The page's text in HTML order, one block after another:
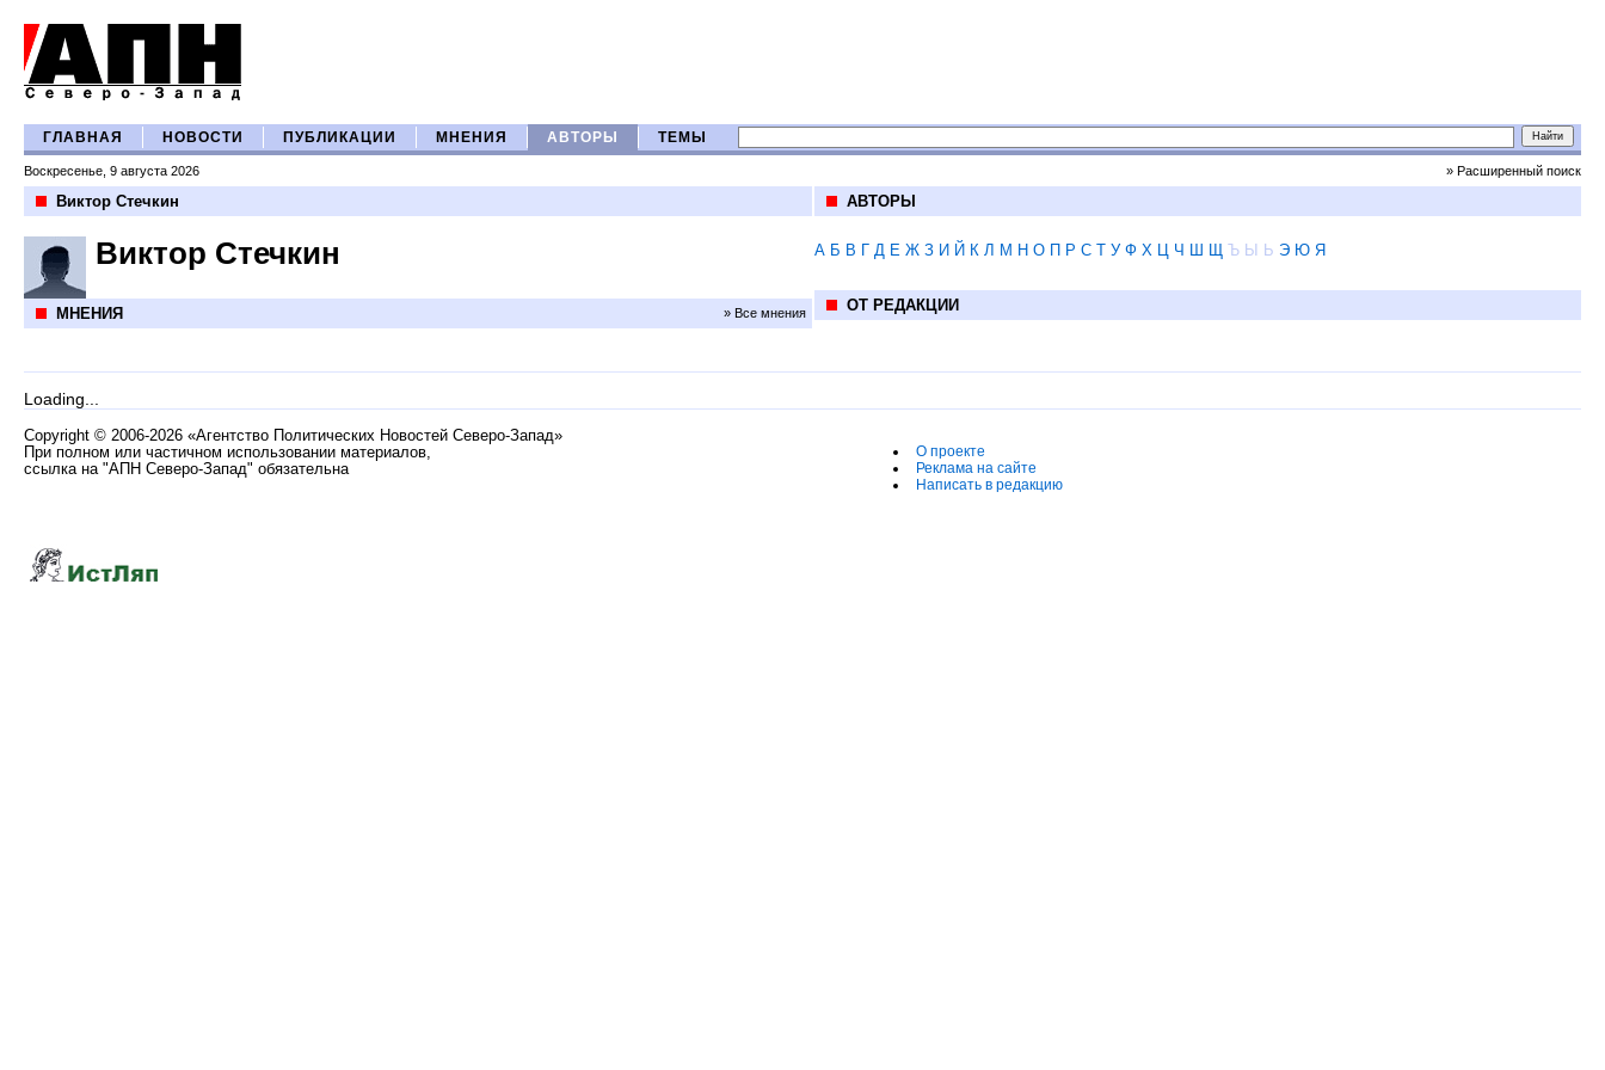
ГЛАВНАЯ НОВОСТИ ПУБЛИКАЦИИ МНЕНИЯ АВТОРЫ ТЕМЫ
Воскресенье, 9 августа 2026 » Расширенный поиск
Виктор Стечкин
Виктор Стечкин
МНЕНИЯ » Все мнения
АВТОРЫ
А Б В Г Д Е Ж З И Й К Л М Н О П Р С Т У Ф Х Ц Ч Ш Щ Ъ Ы Ь Э Ю Я
ОТ РЕДАКЦИИ
Loading...
Copyright © 2006-2026 «Агентство Политических Новостей Северо-Запад»
При полном или частичном использовании материалов,
ссылка на "АПН Северо-Запад" обязательна
О проекте
Реклама на сайте
Написать в редакцию